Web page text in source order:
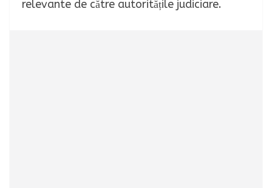
relevante de către autoritățile judiciare.